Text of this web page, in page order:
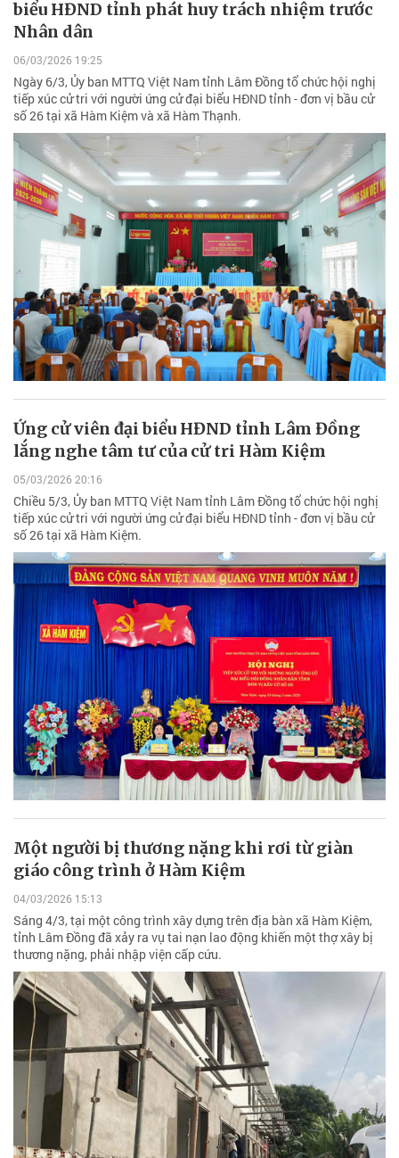
biểu HĐND tỉnh phát huy trách nhiệm trước
Nhân dân
06/03/2026 19:25
Ngày 6/3, Ủy ban MTTQ Việt Nam tỉnh Lâm Đồng tổ chức hội nghị
tiếp xúc cử tri với người ứng cử đại biểu HĐND tỉnh - đơn vị bầu cử
số 26 tại xã Hàm Kiệm và xã Hàm Thạnh.
Ứng cử viên đại biểu HĐND tỉnh Lâm Đồng
lắng nghe tâm tư của cử tri Hàm Kiệm
05/03/2026 20:16
Chiều 5/3, Ủy ban MTTQ Việt Nam tỉnh Lâm Đồng tổ chức hội nghị
tiếp xúc cử tri với người ứng cử đại biểu HĐND tỉnh - đơn vị bầu cử
số 26 tại xã Hàm Kiệm.
Một người bị thương nặng khi rơi từ giàn
giáo công trình ở Hàm Kiệm
04/03/2026 15:13
Sáng 4/3, tại một công trình xây dựng trên địa bàn xã Hàm Kiệm,
tỉnh Lâm Đồng đã xảy ra vụ tai nạn lao động khiến một thợ xây bị
thương nặng, phải nhập viện cấp cứu.